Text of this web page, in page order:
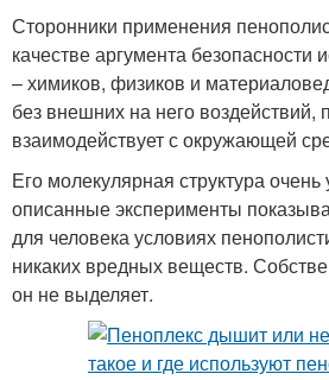
Сторонники применения
качестве аргумента безопасности
– химиков, физиков и
без внешних на него воздействий,
взаимодействует с окружающей
Его молекулярная структура
описанные эксперименты
для человека условиях
никаких вредных веществ.
он не выделяет.